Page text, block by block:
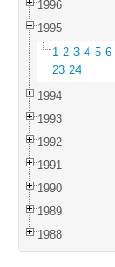
1996
1995
1 2 3 4 5 6
23 24
1994
1993
1992
1991
1990
1989
1988